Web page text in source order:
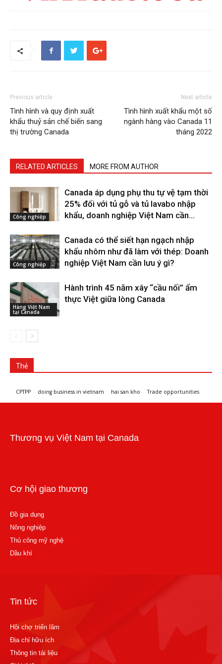
Previous article
Tình hình và quy định xuất
khẩu thuỷ sản chế biến sang
thị trường Canada
Next article
Tình hình xuất khẩu một số
ngành hàng vào Canada 11
tháng 2022
RELATED ARTICLES MORE FROM AUTHOR
Công nghiệp
Canada áp dụng phụ thu tự vệ tạm thời
25% đối với tủ gỗ và tủ lavabo nhập
khẩu, doanh nghiệp Việt Nam cần...
Công nghiệp
Canada có thể siết hạn ngạch nhập
khẩu nhôm như đã làm với thép: Doanh
nghiệp Việt Nam cần lưu ý gì?
Hàng Việt Nam
tại Canada
Hành trình 45 năm xây “cầu nối” ẩm
thực Việt giữa lòng Canada
Thẻ
CPTPP doing business in vietnam hai san kho Trade opportunities
Thương vụ Việt Nam tại Canada
Cơ hội giao thương
Đồ gia dụng
Nông nghiệp
Thủ công mỹ nghệ
Dầu khí
Tin tức
Hội chợ triển lãm
Địa chỉ hữu ích
Thông tin tài liệu